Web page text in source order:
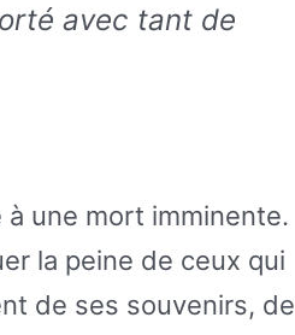
avec tant de
à une mort imminente.
la peine de ceux qui
de ses souvenirs, de